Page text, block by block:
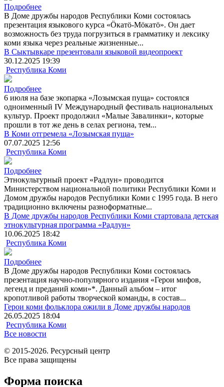
Подробнее
В Доме дружбы народов Республики Коми состоялась
презентация языкового курса «Öкатö-Мöкатö». Он дает
возможность без труда погрузиться в грамматику и лексику
коми языка через реальные жизненные...
В Сыктывкаре презентовали языковой видеопроект
30.12.2025 19:39
Республика Коми
Подробнее
6 июля на базе экопарка «Лозымская пуща» состоялся
одноименный IV Международный фестиваль национальных
культур. Проект продолжил «Малые Завалинки», которые
прошли в тот же день в селах региона, тем...
В Коми отгремела «Лозымская пуща»
07.07.2025 12:56
Республика Коми
Подробнее
Этнокультурный проект «Радлун» проводится
Министерством национальной политики Республики Коми и
Домом дружбы народов Республики Коми с 1995 года. В него
традиционно включены разноформатные...
В Доме дружбы народов Республики Коми стартовала детская
этнокультурная программа «Радлун»
10.06.2025 18:42
Республика Коми
Подробнее
В Доме дружбы народов Республики Коми состоялась
презентация научно-популярного издания «Герои мифов,
легенд и преданий коми»*. Данный альбом – итог
кропотливой работы творческой команды, в состав...
Герои коми фольклора ожили в Доме дружбы народов
26.05.2025 18:04
Республика Коми
Все новости
© 2015-2026. Ресурсный центр
Все права защищены
Форма поиска